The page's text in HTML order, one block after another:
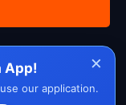
Cookie Policy
×
App!
our application.